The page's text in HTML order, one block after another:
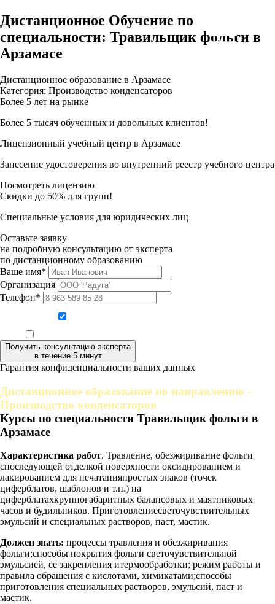
Дистанционное Обучение по
специальности: Травильщик фольги в
Арзамасе
Дистанционное образование в Арзамасе
Категория: Производство конденсаторов
Более 5 лет на рынке
Более 5 тысяч обученных и довольных клиентов!
Лицензионный учебный центр в Арзамасе
Занесение удостоверения во внутренний реестр учебного центра
Посмотреть лицензию
Скидки до 50% для групп!
Специальные условия для юридических лиц
Оставьте заявку
на подробную консультацию от эксперта
по дистанционному образованию
Ваше имя*
Организация
Телефон*
Получить консультацию эксперта
в течение 5 минут
Гарантия конфиденциальности ваших данных
Дистанционное образование по направлению -
Производство конденсаторов
Курсы по специальности Травильщик фольги в
Арзамасе
Характеристика работ. Травление, обезжиривание фольги
споследующей отделкой поверхности оксидированием и
лакированием для печатанияпростых знаков (точек
циферблатов, шаблонов и т.п.) на
циферблатахкрупногабаритных балансовых и маятниковых
часов и будильников. Приготовлениесветочувствительных
эмульсий и специальных растворов, паст, мастик.
Должен знать: процессы травления и обезжиривания
фольги;способы покрытия фольги светочувствительной
эмульсией, ее закрепления итермообработки; режим работы и
правила обращения с кислотами, химикатами;способы
приготовления специальных растворов, эмульсий, паст и
мастик.